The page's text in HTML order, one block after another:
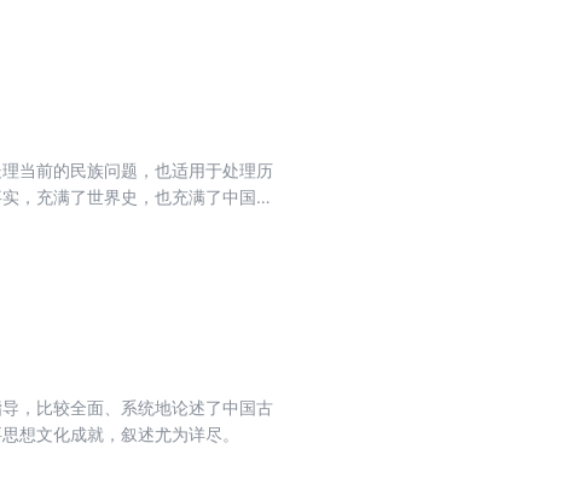
当前的民族问题，也适用于处理历
，充满了世界史，也充满了中国
有《三国时内战中的民族军队》
，比较全面、系统地论述了中国古
想文化成就，叙述尤为详尽。